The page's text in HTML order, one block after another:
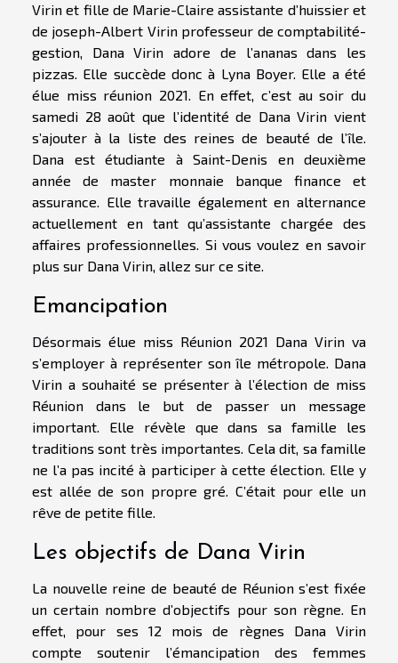
Virin et fille de Marie-Claire assistante d’huissier et
de joseph-Albert Virin professeur de comptabilité-
gestion, Dana Virin adore de l’ananas dans les
pizzas. Elle succède donc à Lyna Boyer. Elle a été
élue miss réunion 2021. En effet, c’est au soir du
samedi 28 août que l’identité de Dana Virin vient
s’ajouter à la liste des reines de beauté de l’île.
Dana est étudiante à Saint-Denis en deuxième
année de master monnaie banque finance et
assurance. Elle travaille également en alternance
actuellement en tant qu’assistante chargée des
affaires professionnelles. Si vous voulez en savoir
plus sur Dana Virin, allez sur ce site.
Emancipation
Désormais élue miss Réunion 2021 Dana Virin va
s’employer à représenter son île métropole. Dana
Virin a souhaité se présenter à l’élection de miss
Réunion dans le but de passer un message
important. Elle révèle que dans sa famille les
traditions sont très importantes. Cela dit, sa famille
ne l’a pas incité à participer à cette élection. Elle y
est allée de son propre gré. C’était pour elle un
rêve de petite fille.
Les objectifs de Dana Virin
La nouvelle reine de beauté de Réunion s’est fixée
un certain nombre d’objectifs pour son règne. En
effet, pour ses 12 mois de règnes Dana Virin
compte soutenir l’émancipation des femmes